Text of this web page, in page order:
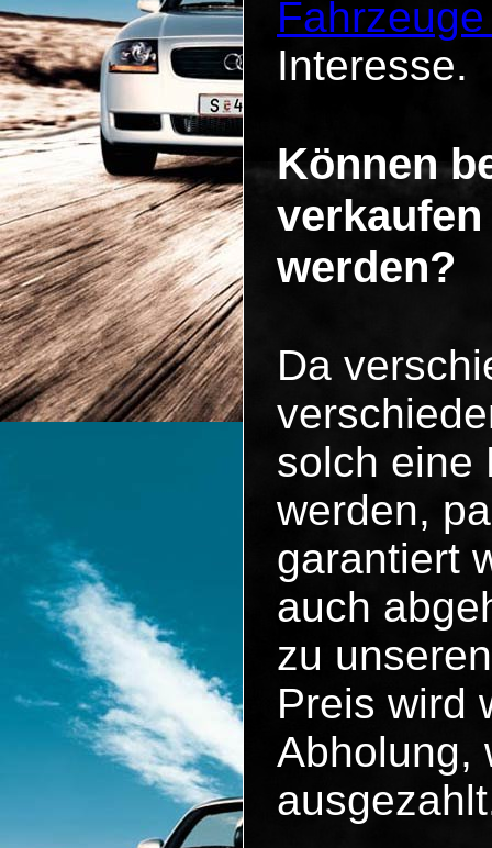
Interesse.
Können
werden?
Da
solch eine
werden,
garantiert
auch
zu
Preis wird
Abholung,